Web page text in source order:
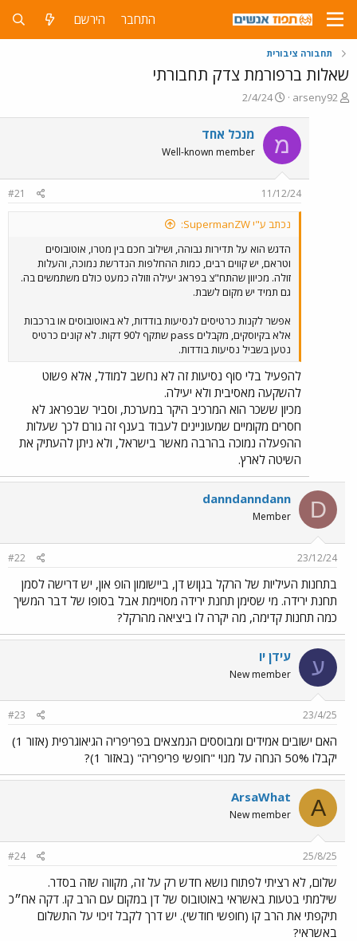
התחבר הירשם
תחבורה ציבורית
שאלות ברפורמת צדק תחבורתי
פ
arseny92
פ
ר
ם
ת
א
י
2/4/24
מ מנכל אחד
Well-known member
11/12/24
#21
נכתב ע"י SupermanZW:
הדגש הוא על תדירות גבוהה, ושילוב חכם בין מטרו, אוטובוסים
וטראם, יש קווים רבים, כמות ההחלפות הנדרשת נמוכה, והעלות
זולה. מכיוון שהתח"צ בפראג יעילה וזולה כמעט כולם משתמשים בה.
גם תמיד יש מקום לשבת.
אפשר לקנות כרטיסים לנסיעות בודדות, לא באוטובוסים או ברכבות
אלא בקיוסקים, מקבלים pass שתקף ל90 דקות. לא קונים כרטיס
נטען בשביל נסיעות בודדות.
להפעיל בלי סוף נסיעות זה לא נחשב למודל, אלא פשוט
להשקעה מאסיבית ולא יעילה.
מכיון ששכר הוא המרכיב היקר במערכת, וסביר שבפראג לא
חסרים מקומיים שמעוניינים לעבוד בענף זה גורם לכך שעלות
ההפעלה נמוכה בהרבה מאשר בישראל, ולא ניתן להעתיק את
השיטה לארץ.
D
danndanndann
Member
23/12/24
#22
בתחנות העיליות של הרקל בגןוש דן, ביישומון הופ און, יש דרישה לסמן
תחנת ירידה. מי שסימן תחנת ירידה מסויימת אבל בסופו של דבר המשיך
כמה תחנות קדימה, מה יקרה לו ביציאה מהרקל?
ע עידן יו
New member
23/4/25
#23
האם ישובים אמידים ומבוססים הנמצאים בפריפריה הגיאוגרפית (אזור 1)
יקבלו 50% הנחה על מנוי "חופשי פריפריה" (באזור 1)?
A
ArsaWhat
New member
25/8/25
#24
שלום, לא רציתי לפתוח נושא חדש רק על זה, מקווה שזה בסדר.
שילמתי בטעות באשראי באוטובוס של דן במקום עם הרב קו. דקה אח״כ
תיקפתי את הרב קו (חופשי חודשי). יש דרך לקבל זיכוי על התשלום
באשראי?